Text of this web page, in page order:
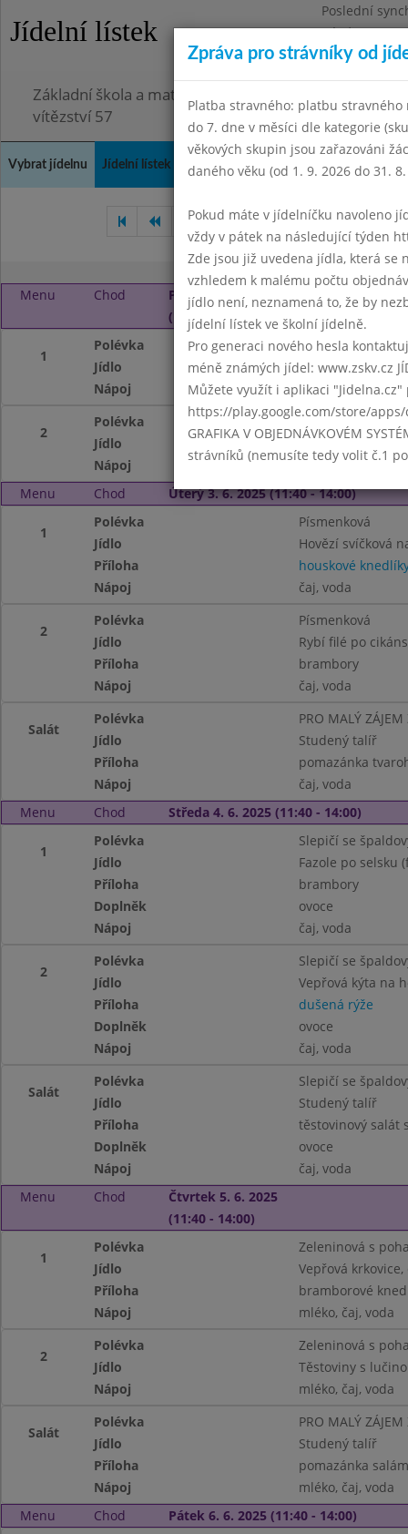
Jídelní lístek
Poslední
Pátek
Omezení
Základní škola a mateřská škola Chodov, Praha 4,
vítězství 57
Vybrat jídelnu Jídelní lístek Historie Kontakty a informace
Duben 2025 Květen 2025
Menu Chod
Pondělí 2. 6. 2025
(11:40 - 14:00)
1
Polévka
Gulášová
Jídlo
Kynuté knedlíky
Nápoj
ochucené mléko,
2
Polévka
Gulášová
Jídlo
Zapečené
Nápoj
ochucené mléko,
Menu
Chod Úterý 3. 6. 2025 (11:40 - 14:00)
1
Polévka
Písmenková
Jídlo
Hovězí svíčková
Příloha
houskové
Nápoj
čaj, voda
2
Polévka
Písmenková
Jídlo
Rybí filé po
Příloha
brambory
Nápoj
čaj, voda
Salát
Polévka
PRO MALÝ
Jídlo
Studený talíř
Příloha
pomazánka
Nápoj
čaj, voda
Menu
Chod Středa 4. 6. 2025 (11:40 - 14:00)
1
Polévka
Slepičí se
Jídlo
Fazole po selsku
Příloha
brambory
Doplněk
ovoce
Nápoj
čaj, voda
2
Polévka
Slepičí se
Jídlo
Vepřová kýta na
Příloha
dušená rýže
Doplněk
ovoce
Nápoj
čaj, voda
Salát
Polévka
Slepičí se
Jídlo
Studený talíř
Příloha
těstovinový salát
Doplněk
ovoce
Nápoj
čaj, voda
Menu
Chod
Čtvrtek 5. 6. 2025
(11:40 - 14:00)
1
Polévka
Zeleninová s
Jídlo
Vepřová
Příloha
bramborové
Nápoj
mléko, čaj, voda
2
Polévka
Zeleninová s
Jídlo
Těstoviny s
Nápoj
mléko, čaj, voda
Salát
Polévka
PRO MALÝ
Jídlo
Studený talíř
Příloha
pomazánka
Nápoj
mléko, čaj, voda
Menu
Chod Pátek 6. 6. 2025 (11:40 - 14:00)
Zpráva pro strávníky od
Platba stravného: platbu stravného
do 7. dne v měsíci dle kategorie
věkových skupin jsou zařazováni
daného věku (od 1. 9. 2026 do 31.
Pokud máte v jídelníčku navoleno
vždy v pátek na následující týden
Zde jsou již uvedena jídla, která se
vzhledem k malému počtu
jídlo není, neznamená to, že by
jídelní lístek ve školní jídelně.
Pro generaci nového hesla
méně známých jídel: www.zskv.cz
Můžete využít i aplikaci
https://play.google.com/store/
GRAFIKA V OBJEDNÁVKOVÉM
strávníků (nemusíte tedy volit č.1